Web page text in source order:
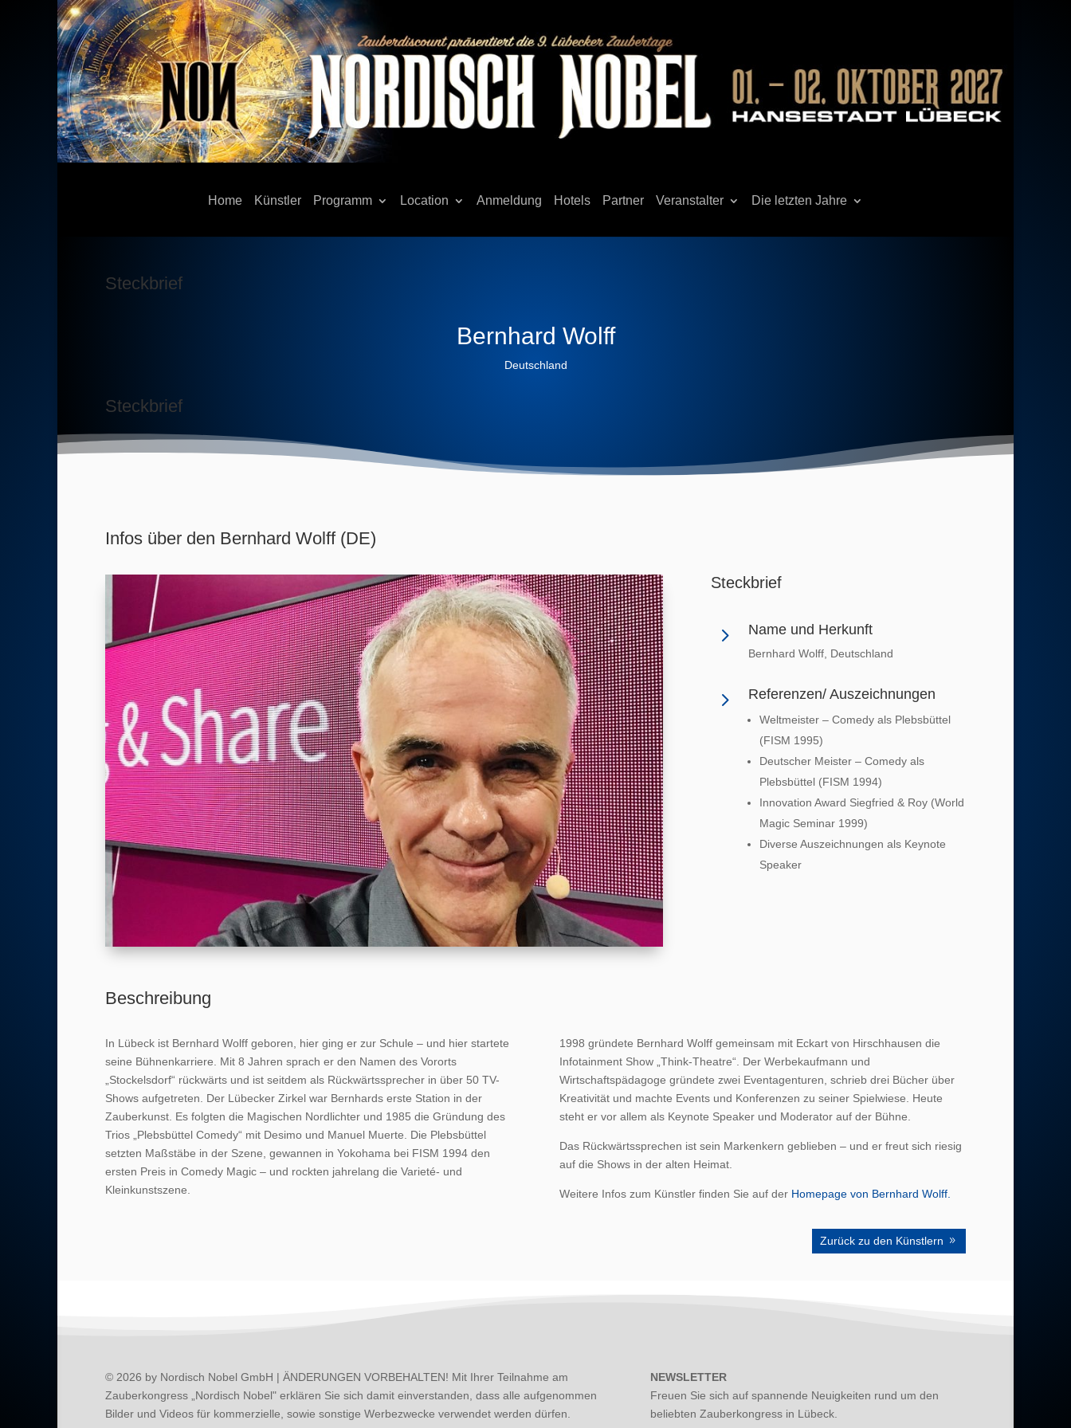
Home Künstler Programm Location Anmeldung Hotels Partner Veranstalter Die letzten Jahre
Steckbrief
Bernhard Wolff
Deutschland
Steckbrief
Infos über den Bernhard Wolff (DE)
Steckbrief
5 Name und Herkunft
Bernhard Wolff, Deutschland
5 Referenzen/ Auszeichnungen
Weltmeister – Comedy als Plebsbüttel
(FISM 1995)
Deutscher Meister – Comedy als
Plebsbüttel (FISM 1994)
Innovation Award Siegfried & Roy (World
Magic Seminar 1999)
Diverse Auszeichnungen als Keynote
Speaker
Beschreibung
In Lübeck ist Bernhard Wolff geboren, hier ging er zur Schule – und hier startete
seine Bühnenkarriere. Mit 8 Jahren sprach er den Namen des Vororts
„Stockelsdorf“ rückwärts und ist seitdem als Rückwärtssprecher in über 50 TV-
Shows aufgetreten. Der Lübecker Zirkel war Bernhards erste Station in der
Zauberkunst. Es folgten die Magischen Nordlichter und 1985 die Gründung des
Trios „Plebsbüttel Comedy“ mit Desimo und Manuel Muerte. Die Plebsbüttel
setzten Maßstäbe in der Szene, gewannen in Yokohama bei FISM 1994 den
ersten Preis in Comedy Magic – und rockten jahrelang die Varieté- und
Kleinkunstszene.
1998 gründete Bernhard Wolff gemeinsam mit Eckart von Hirschhausen die
Infotainment Show „Think-Theatre“. Der Werbekaufmann und
Wirtschaftspädagoge gründete zwei Eventagenturen, schrieb drei Bücher über
Kreativität und machte Events und Konferenzen zu seiner Spielwiese. Heute
steht er vor allem als Keynote Speaker und Moderator auf der Bühne.
Das Rückwärtssprechen ist sein Markenkern geblieben – und er freut sich riesig
auf die Shows in der alten Heimat.
Weitere Infos zum Künstler finden Sie auf der Homepage von Bernhard Wolff.
Zurück zu den Künstlern
© 2026 by Nordisch Nobel GmbH | ÄNDERUNGEN VORBEHALTEN! Mit Ihrer Teilnahme am
Zauberkongress „Nordisch Nobel" erklären Sie sich damit einverstanden, dass alle aufgenommen
Bilder und Videos für kommerzielle, sowie sonstige Werbezwecke verwendet werden dürfen.
NEWSLETTER
Freuen Sie sich auf spannende Neuigkeiten rund um den
beliebten Zauberkongress in Lübeck.